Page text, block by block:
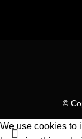
©
We use cookies to